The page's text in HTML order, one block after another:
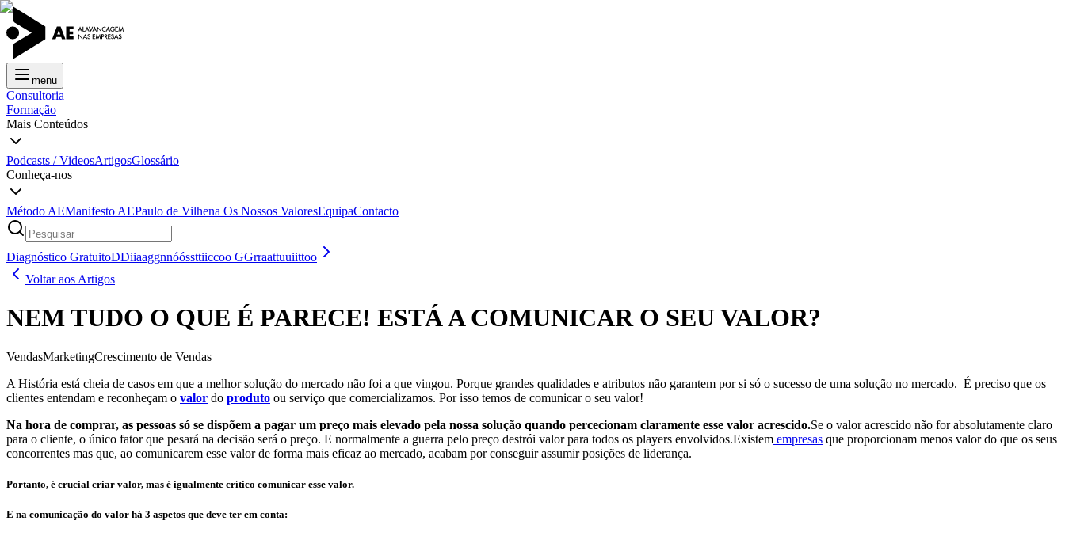
menu
Consultoria
Formação
Mais Conteúdos
Podcasts / VideosArtigosGlossário
Conheça-nos
Método AEManifesto AEPaulo de Vilhena Os Nossos ValoresEquipaContacto
Diagnóstico GratuitoDDiiaaggnnóóssttiiccoo GGrraattuuiittoo
Voltar aos Artigos
NEM TUDO O QUE É PARECE! ESTÁ A COMUNICAR O SEU VALOR?
VendasMarketingCrescimento de Vendas
A História está cheia de casos em que a melhor solução do mercado não foi a que vingou. Porque grandes qualidades e atributos não garantem por si só o sucesso de uma solução no mercado. É preciso que os
clientes entendam e reconheçam o valor do produto ou serviço que comercializamos. Por isso temos de comunicar o seu valor!
Na hora de comprar, as pessoas só se dispõem a pagar um preço mais elevado pela nossa solução quando percecionam claramente esse valor acrescido.Se o valor acrescido não for absolutamente claro
para o cliente, o único fator que pesará na decisão será o preço. E normalmente a guerra pelo preço destrói valor para todos os players envolvidos.Existem empresas que proporcionam menos valor do que os seus
concorrentes mas que, ao comunicarem esse valor de forma mais eficaz ao mercado, acabam por conseguir assumir posições de liderança.
Portanto, é crucial criar valor, mas é igualmente crítico comunicar esse valor.
E na comunicação do valor há 3 aspetos que deve ter em conta: